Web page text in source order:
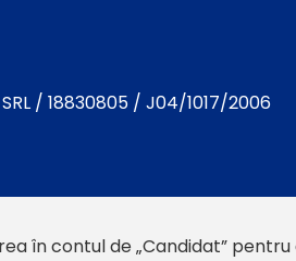
/ 18830805 / J04/1017/2006
în contul de „Candidat”